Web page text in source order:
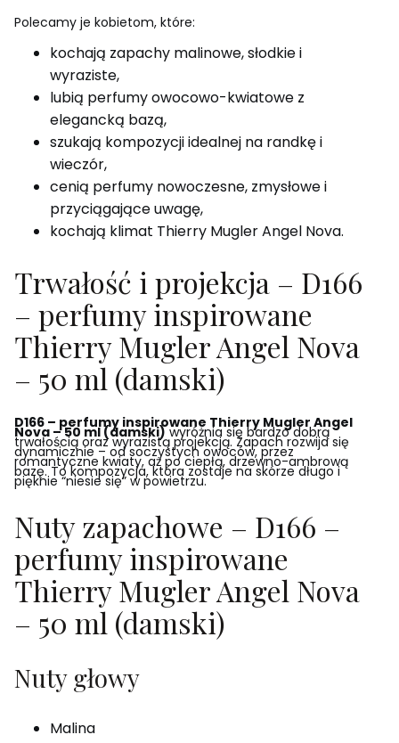
Polecamy je kobietom, które:
kochają zapachy malinowe, słodkie i
wyraziste,
lubią perfumy owocowo-kwiatowe z
elegancką bazą,
szukają kompozycji idealnej na randkę i
wieczór,
cenią perfumy nowoczesne, zmysłowe i
przyciągające uwagę,
kochają klimat Thierry Mugler Angel Nova.
Trwałość i projekcja – D166
– perfumy inspirowane
Thierry Mugler Angel Nova
– 50 ml (damski)
D166 – perfumy inspirowane Thierry Mugler Angel
Nova – 50 ml (damski)wyróżnia się bardzo dobrą
trwałością oraz wyrazistą projekcją. Zapach rozwija się
dynamicznie – od soczystych owoców, przez
romantyczne kwiaty, aż po ciepłą, drzewno-ambrową
bazę. To kompozycja, która zostaje na skórze długo i
pięknie “niesie się” w powietrzu.
Nuty zapachowe – D166 –
perfumy inspirowane
Thierry Mugler Angel Nova
– 50 ml (damski)
Nuty głowy
Malina